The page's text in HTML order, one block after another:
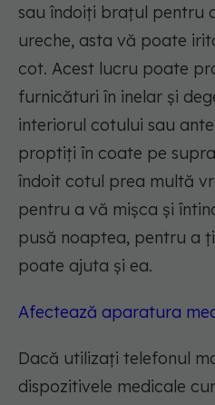
sau îndoiți brațul pentru
ureche, asta vă poate
cot. Acest lucru poate
furnicături în inelar și
interiorul cotului sau
proptiți în coate pe
îndoit cotul prea multă
pentru a vă mișca și
pusă noaptea, pentru a
poate ajuta și ea.
Afectează aparatura
Dacă utilizați telefonul
dispozitivele medicale